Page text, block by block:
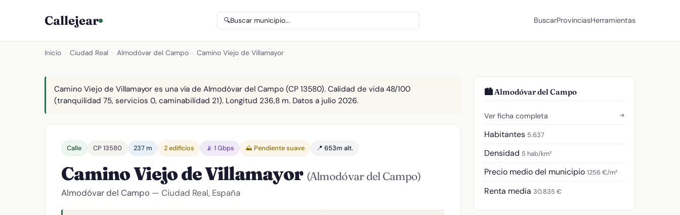
Callejear 🔍Buscar municipio... BuscarProvinciasHerramientas
Inicio Ciudad Real Almodóvar del Campo Camino Viejo de Villamayor
Camino Viejo de Villamayor es una vía de Almodóvar del Campo (CP 13580). Calidad de vida 48/100
(tranquilidad 75, servicios 0, caminabilidad 21). Longitud 236,8 m. Datos a julio 2026.
Calle CP 13580 237 m 2 edificios 📡 1 Gbps ⛰️ Pendiente suave 📍 653m alt.
Camino Viejo de Villamayor (Almodóvar del Campo)
Almodóvar del Campo — Ciudad Real, España
🏙️ Almodóvar del Campo
Ver ficha completa →
Habitantes 5.637
Densidad 5 hab/km²
Precio medio del municipio 1256 €/m²
Renta media 30.835 €